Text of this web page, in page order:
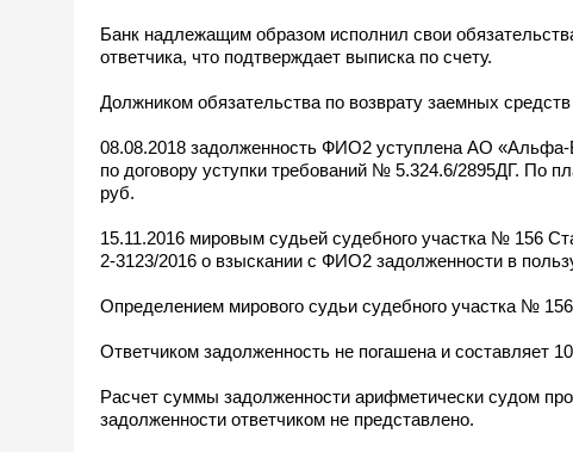
Банк надлежащим образом исполнил свои
ответчика, что подтверждает выписка по счету.
Должником обязательства по возврату заемных
08.08.2018 задолженность ФИО2 уступлена АО
по договору уступки требований № 5.324.6/2895ДГ. По
руб.
15.11.2016 мировым судьей судебного участка № 156
2-3123/2016 о взыскании с ФИО2 задолженности в
Определением мирового судьи судебного участка №
Ответчиком задолженность не погашена и составляет
Расчет суммы задолженности арифметически судом
задолженности ответчиком не представлено.